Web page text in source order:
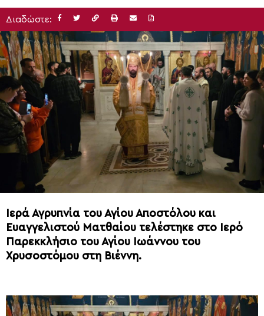
Διαδώστε:
Ιερά Αγρυπνία του Αγίου Αποστόλου και
Ευαγγελιστού Ματθαίου τελέστηκε στο Ιερό
Παρεκκλήσιο του Αγίου Ιωάννου του
Χρυσοστόμου στη Βιέννη.